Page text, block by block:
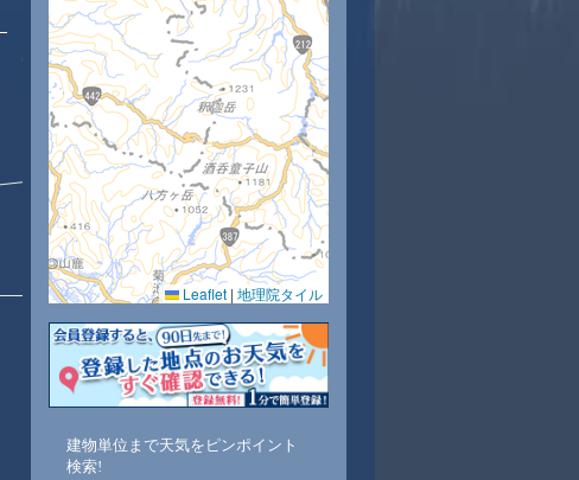
11時 12時 13時 14時
26 27 28 28
84 81 80 87
東 東 東
Leaflet | 地理院タイル
建物単位まで天気をピンポイント
検索!